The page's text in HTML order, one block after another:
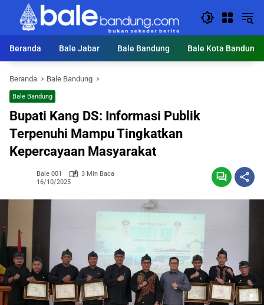
Langsung
konten
Beranda
Bale Jabar Bale Bandung Bale Kota Bandung
Beranda Bale Bandung
Bale Bandung
Bupati Kang DS: Informasi Publik
Terpenuhi Mampu Tingkatkan
Kepercayaan Masyarakat
Bale 001
3 Min Baca
16/10/2025